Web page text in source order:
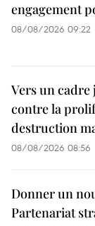
engagement
08/08/2026 09:22
Vers un
contre la
destruction
08/08/2026 08:56
Donner un
Partenariat